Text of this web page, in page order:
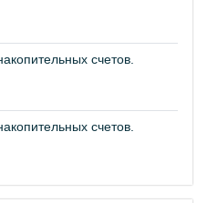
счетов.
счетов.